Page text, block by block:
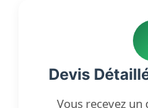
Devis
Vous recevez un